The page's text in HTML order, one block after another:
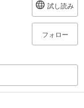
試し読み
フォロー